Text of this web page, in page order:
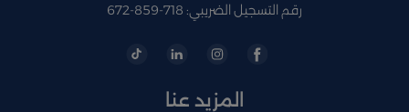
رقم التسجيل الضريبي: 718-859-672
المزيد عنا